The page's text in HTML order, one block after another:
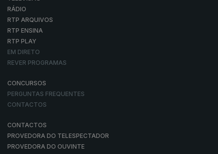
RÁDIO
RTP ARQUIVOS
RTP ENSINA
RTP PLAY
EM DIRETO
REVER PROGRAMAS
CONCURSOS
PERGUNTAS FREQUENTES
CONTACTOS
CONTACTOS
PROVEDORA DO TELESPECTADOR
PROVEDORA DO OUVINTE